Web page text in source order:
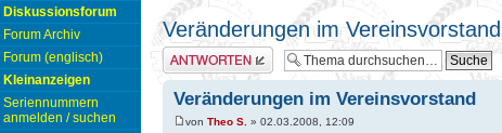
Diskussionsforum
Forum Archiv
Forum (englisch)
Kleinanzeigen
Seriennummern
anmelden / suchen
Veränderungen im Vereinsvorstand
Antwort erstellen
Veränderungen im Vereinsvorstand
von Theo S. » 02.03.2008, 12:09